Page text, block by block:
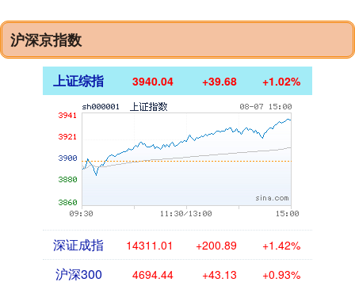
沪深京指数
上证综指 3940.04 +39.68 +1.02%
深证成指 14311.01 +200.89 +1.42%
沪深300 4694.44 +43.13 +0.93%